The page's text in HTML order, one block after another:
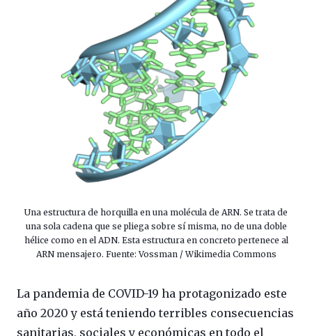
Una estructura de horquilla en una molécula de ARN. Se trata de
una sola cadena que se pliega sobre sí misma, no de una doble
hélice como en el ADN. Esta estructura en concreto pertenece al
ARN mensajero. Fuente: Vossman / Wikimedia Commons
La pandemia de COVID-19 ha protagonizado este
año 2020 y está teniendo terribles consecuencias
sanitarias, sociales y económicas en todo el